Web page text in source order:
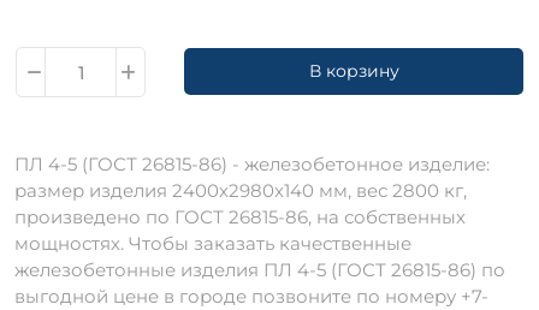
В корзину
ПЛ 4-5 (ГОСТ 26815-86) - железобетонное изделие:
размер изделия 2400х2980х140 мм, вес 2800 кг,
произведено по ГОСТ 26815-86, на собственных
мощностях. Чтобы заказать качественные
железобетонные изделия ПЛ 4-5 (ГОСТ 26815-86) по
выгодной цене в городе позвоните по номеру +7-